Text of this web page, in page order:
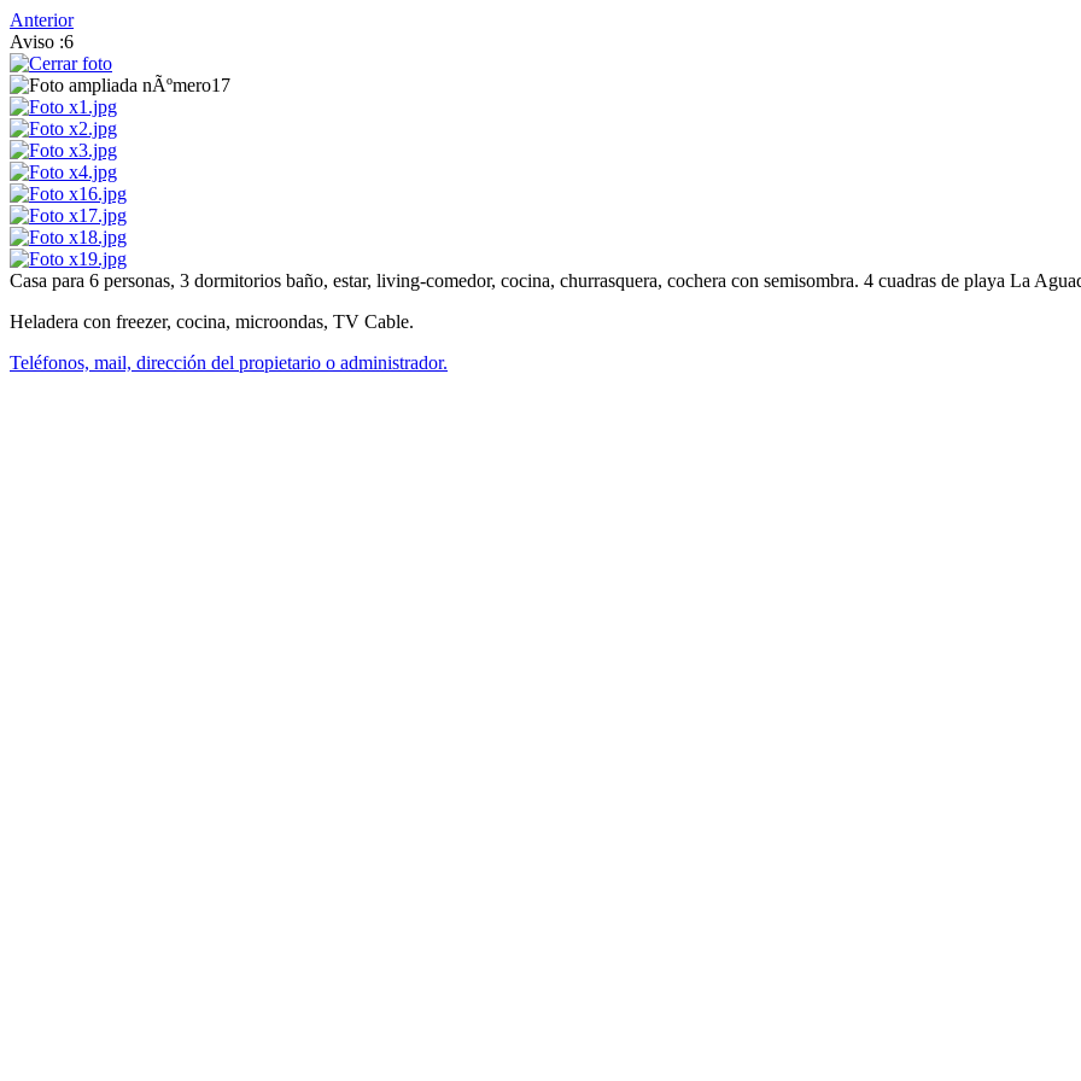
Anterior
Aviso :6
Casa para 6 personas, 3 dormitorios baño, estar, living-comedor, cocina, churrasquera, cochera con semisombra. 4 cuadras de playa La
Heladera con freezer, cocina, microondas, TV Cable.
Teléfonos, mail, dirección del propietario o administrador.